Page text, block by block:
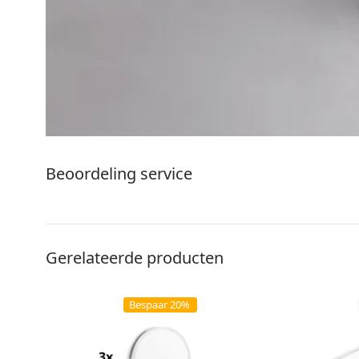
Beoordeling service
Gerelateerde producten
Bespaar 20%